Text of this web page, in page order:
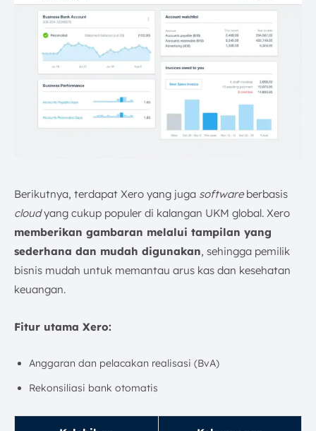
Berikutnya, terdapat Xero yang juga softwareberbasis
cloudyang cukup populer di kalangan UKM global. Xero
memberikan gambaran melalui tampilan yang
sederhana dan mudah digunakan, sehingga pemilik
bisnis mudah untuk memantau arus kas dan kesehatan
keuangan.
Fitur utama Xero:
Anggaran dan pelacakan realisasi (BvA)
Rekonsiliasi bank otomatis